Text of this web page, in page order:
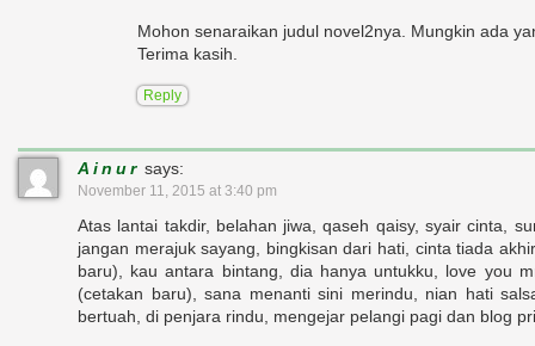
Mohon senaraikan judul novel2nya. Mungkin ada
Terima kasih.
Reply
Ainur says:
November 11, 2015 at 3:40 pm
Atas lantai takdir, belahan jiwa, qaseh qaisy, syair cinta,
jangan merajuk sayang, bingkisan dari hati, cinta tiada
baru), kau antara bintang, dia hanya untukku, love you
(cetakan baru), sana menanti sini merindu, nian hati
bertuah, di penjara rindu, mengejar pelangi pagi dan blog